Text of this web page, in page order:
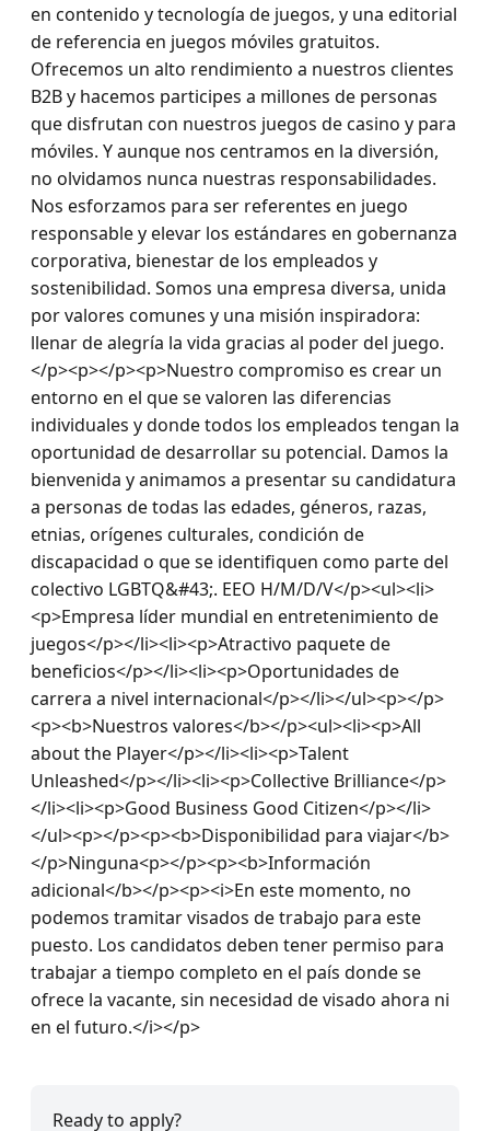
en contenido y tecnología de juegos, y una editorial
de referencia en juegos móviles gratuitos.
Ofrecemos un alto rendimiento a nuestros clientes
B2B y hacemos participes a millones de personas
que disfrutan con nuestros juegos de casino y para
móviles. Y aunque nos centramos en la diversión,
no olvidamos nunca nuestras responsabilidades.
Nos esforzamos para ser referentes en juego
responsable y elevar los estándares en gobernanza
corporativa, bienestar de los empleados y
sostenibilidad. Somos una empresa diversa, unida
por valores comunes y una misión inspiradora:
llenar de alegría la vida gracias al poder del juego.
</p><p></p><p>Nuestro compromiso es crear un
entorno en el que se valoren las diferencias
individuales y donde todos los empleados tengan la
oportunidad de desarrollar su potencial. Damos la
bienvenida y animamos a presentar su candidatura
a personas de todas las edades, géneros, razas,
etnias, orígenes culturales, condición de
discapacidad o que se identifiquen como parte del
colectivo LGBTQ&#43;. EEO H/M/D/V</p><ul><li>
<p>Empresa líder mundial en entretenimiento de
juegos</p></li><li><p>Atractivo paquete de
beneficios</p></li><li><p>Oportunidades de
carrera a nivel internacional</p></li></ul><p></p>
<p><b>Nuestros valores</b></p><ul><li><p>All
about the Player</p></li><li><p>Talent
Unleashed</p></li><li><p>Collective Brilliance</p>
</li><li><p>Good Business Good Citizen</p></li>
</ul><p></p><p><b>Disponibilidad para viajar</b>
</p>Ninguna<p></p><p><b>Información
adicional</b></p><p><i>En este momento, no
podemos tramitar visados de trabajo para este
puesto. Los candidatos deben tener permiso para
trabajar a tiempo completo en el país donde se
ofrece la vacante, sin necesidad de visado ahora ni
en el futuro.</i></p>
Ready to apply?